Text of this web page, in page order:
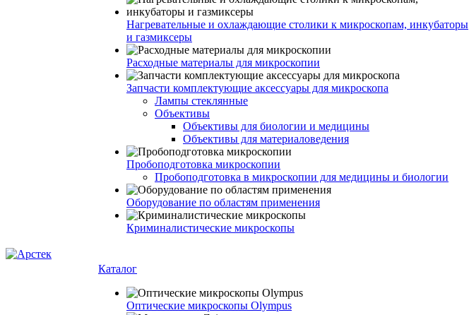
Нагревательные и охлаждающие столики к микроскопам, инкубаторы
и газмиксеры
Расходные материалы для микроскопии
Запчасти комплектующие аксессуары для микроскопа
Лампы стеклянные
Объективы
Объективы для биологии и медицины
Объективы для материаловедения
Пробоподготовка микроскопии
Пробоподготовка в микроскопии для медицины и биологии
Оборудование по областям применения
Криминалистические микроскопы
Каталог
Оптические микроскопы Olympus